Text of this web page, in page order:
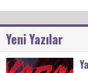
Yeni Yazılar